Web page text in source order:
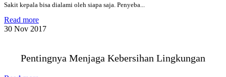
Sakit kepala bisa dialami oleh siapa saja. Penyeba...
Read more
30 Nov 2017
Pentingnya Menjaga Kebersihan Lingkungan